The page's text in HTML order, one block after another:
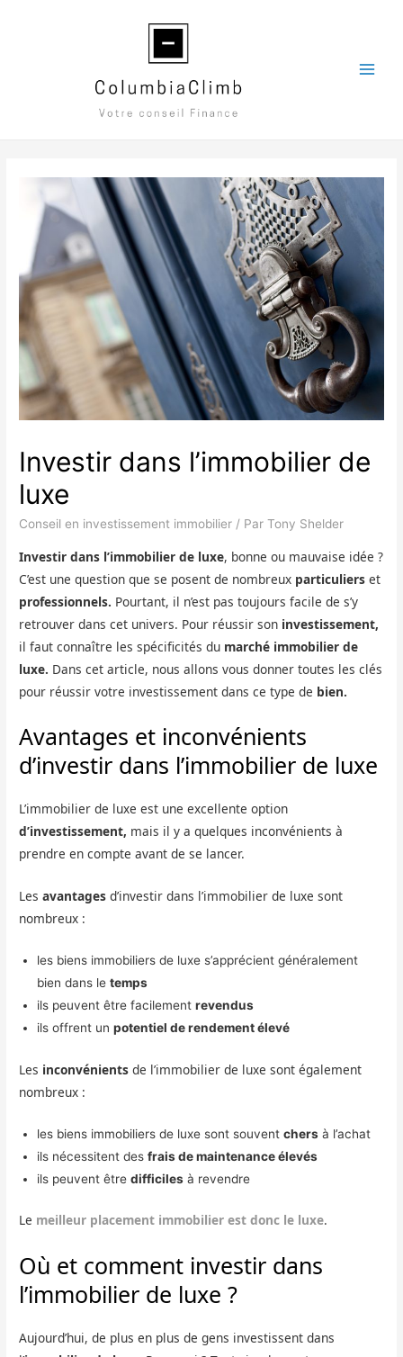
Investir dans l’immobilier de
luxe
Conseil en investissement immobilier / ParTony Shelder
Investir dans l’immobilier de luxe, bonne ou mauvaise idée ?
C’est une question que se posent de nombreux particuliers et
professionnels. Pourtant, il n’est pas toujours facile de s’y
retrouver dans cet univers. Pour réussir son investissement,
il faut connaître les spécificités du marché immobilier de
luxe. Dans cet article, nous allons vous donner toutes les clés
pour réussir votre investissement dans ce type de bien.
Avantages et inconvénients
d’investir dans l’immobilier de luxe
L’immobilier de luxe est une excellente option
d’investissement, mais il y a quelques inconvénients à
prendre en compte avant de se lancer.
Lesavantages d’investir dans l’immobilier de luxe sont
nombreux :
les biens immobiliers de luxe s’apprécient généralement
bien dans letemps
ils peuvent être facilementrevendus
ils offrent unpotentiel de rendement élevé
Les inconvénients de l’immobilier de luxe sont également
nombreux :
les biens immobiliers de luxe sont souventchers à l’achat
ils nécessitent desfrais de maintenance élevés
ils peuvent êtredifficiles à revendre
Le meilleur placement immobilier est donc le luxe.
Où et comment investir dans
l’immobilier de luxe ?
Aujourd’hui, de plus en plus de gens investissent dans